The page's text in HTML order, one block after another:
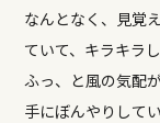
なんとなく、見覚
ていて、キラキラ
ふっ、と風の気配
手にぼんやりしてい